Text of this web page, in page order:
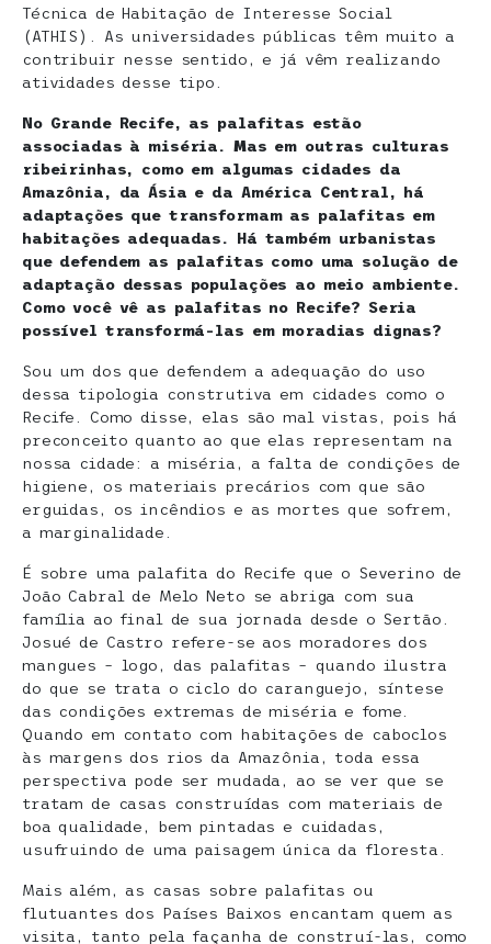
Técnica de Habitação de Interesse Social
(ATHIS). As universidades públicas têm muito a
contribuir nesse sentido, e já vêm realizando
atividades desse tipo.
No Grande Recife, as palafitas estão
associadas à miséria. Mas em outras culturas
ribeirinhas, como em algumas cidades da
Amazônia, da Ásia e da América Central, há
adaptações que transformam as palafitas em
habitações adequadas. Há também urbanistas
que defendem as palafitas como uma solução de
adaptação dessas populações ao meio ambiente.
Como você vê as palafitas no Recife? Seria
possível transformá-las em moradias dignas?
Sou um dos que defendem a adequação do uso
dessa tipologia construtiva em cidades como o
Recife. Como disse, elas são mal vistas, pois há
preconceito quanto ao que elas representam na
nossa cidade: a miséria, a falta de condições de
higiene, os materiais precários com que são
erguidas, os incêndios e as mortes que sofrem,
a marginalidade.
É sobre uma palafita do Recife que o Severino de
João Cabral de Melo Neto se abriga com sua
família ao final de sua jornada desde o Sertão.
Josué de Castro refere-se aos moradores dos
mangues – logo, das palafitas – quando ilustra
do que se trata o ciclo do caranguejo, síntese
das condições extremas de miséria e fome.
Quando em contato com habitações de caboclos
às margens dos rios da Amazônia, toda essa
perspectiva pode ser mudada, ao se ver que se
tratam de casas construídas com materiais de
boa qualidade, bem pintadas e cuidadas,
usufruindo de uma paisagem única da floresta.
Mais além, as casas sobre palafitas ou
flutuantes dos Países Baixos encantam quem as
visita, tanto pela façanha de construí-las, como